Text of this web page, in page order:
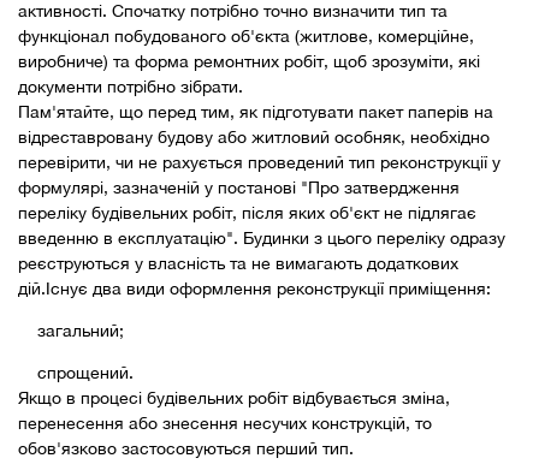
активності. Спочатку потрібно точно визначити тип та
функціонал побудованого об'єкта (житлове, комерційне,
виробниче) та форма ремонтних робіт, щоб зрозуміти, які
документи потрібно зібрати.
Пам'ятайте, що перед тим, як підготувати пакет паперів на
відреставровану будову або житловий особняк, необхідно
перевірити, чи не рахується проведений тип реконструкції у
формулярі, зазначеній у постанові "Про затвердження
переліку будівельних робіт, після яких об'єкт не підлягає
введенню в експлуатацію". Будинки з цього переліку одразу
реєструються у власність та не вимагають додаткових
дій.Існує два види оформлення реконструкції приміщення:
загальний;
спрощений.
Якщо в процесі будівельних робіт відбувається зміна,
перенесення або знесення несучих конструкцій, то
обов'язково застосовуються перший тип.